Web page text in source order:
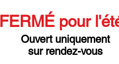
FERMÉ pour
Ouvert uniquement
sur rendez-vous